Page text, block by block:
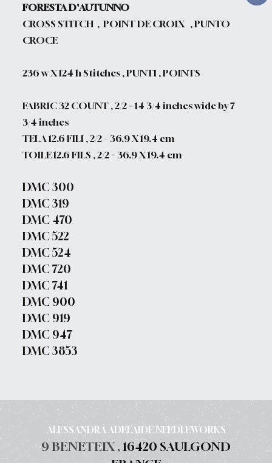
FORESTA D'AUTUNNO
CROSS STITCH , POINT DE CROIX , PUNTO
CROCE
236 w X 124 h Stitches , PUNTI , POINTS
FABRIC 32 COUNT , 2/2 = 14 3/4 inches wide by 7
3/4 inches
TELA 12.6 FILI , 2/2 = 36.9 X 19.4 cm
TOILE 12.6 FILS , 2/2 = 36.9 X 19.4 cm
DMC 300
DMC 319
DMC 470
DMC 522
DMC 524
DMC 720
DMC 741
DMC 900
DMC 919
DMC 947
DMC 3853
ALESSANDRA ADELAIDE NEEDLEWORKS
9 BENETEIX , 16420 SAULGOND